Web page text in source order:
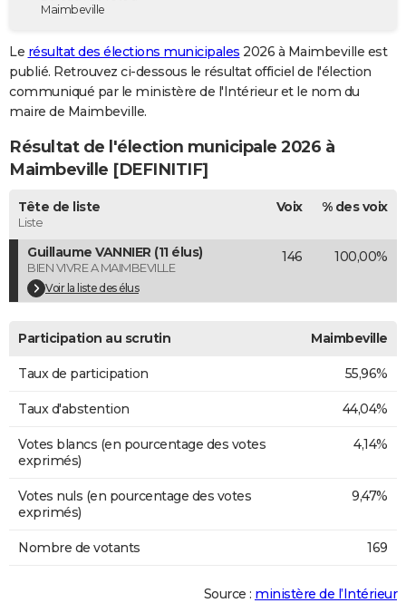
Destinations
City break
Voyage nature
Voyage de noces
Forum
GUIDES D'ACHAT
BONS PLANS
Carte de Noël
Carte Bonne année
Carte Saint-Valentin
Carte Pâques
Carte d'anniversaire
DICTIONNAIRE
Dictionnaire
Biographies
Citations
Expressions
Proverbes
PROGRAMME TV
COPAINS D'AVANT
S'inscrire
Se connecter
Lycées
Collèges
Primaires
Universités
Entreprises
Service militaire
Avis de recherche
AVIS DE DÉCÈS
Bricolage
Television
Maimbeville
Le résultat des élections municipales 2026 à Maimbeville est
publié. Retrouvez ci-dessous le résultat officiel de l'élection
communiqué par le ministère de l'Intérieur et le nom du
maire de Maimbeville.
Résultat de l'élection municipale 2026 à
Maimbeville [DEFINITIF]
Tête de liste
Liste
Voix % des voix
Guillaume VANNIER (11 élus)
BIEN VIVRE A MAIMBEVILLE
Voir la liste des élus
146 100,00%
Participation au scrutin Maimbeville
Taux de participation 55,96%
Taux d'abstention 44,04%
Votes blancs (en pourcentage des votes
exprimés)
4,14%
Votes nuls (en pourcentage des votes
exprimés)
9,47%
Nombre de votants 169
Source : ministère de l’Intérieur